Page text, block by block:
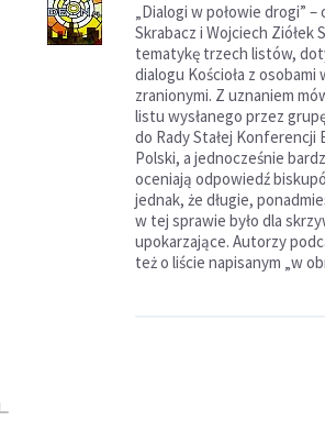
„Dialogi w połowie drogi” –
Skrabacz i Wojciech Ziółek
tematykę trzech listów,
dialogu Kościoła z osobami
zranionymi. Z uznaniem
listu wysłanego przez
do Rady Stałej Konferencji
Polski, a jednocześnie
oceniają odpowiedź
jednak, że długie,
w tej sprawie było dla
upokarzające. Autorzy
też o liście napisanym „w